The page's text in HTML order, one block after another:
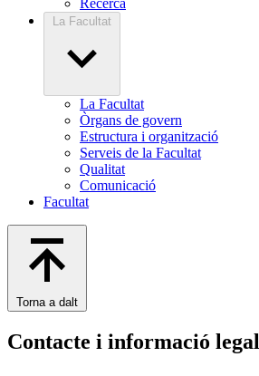
Recerca
La Facultat
La Facultat
Òrgans de govern
Estructura i organització
Serveis de la Facultat
Qualitat
Comunicació
Facultat
Torna a dalt
Contacte i informació legal